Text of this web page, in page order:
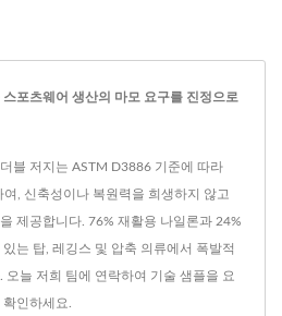
포츠웨어 생산의 마모 요구를 진정으로
블 저지는 ASTM D3886 기준에 따라
, 신축성이나 복원력을 희생하지 않고
제공합니다. 76% 재활용 나일론과 24%
는 탑, 레깅스 및 압축 의류에서 폭발적
오늘 저희 팀에 연락하여 기술 샘플을 요
인하세요.